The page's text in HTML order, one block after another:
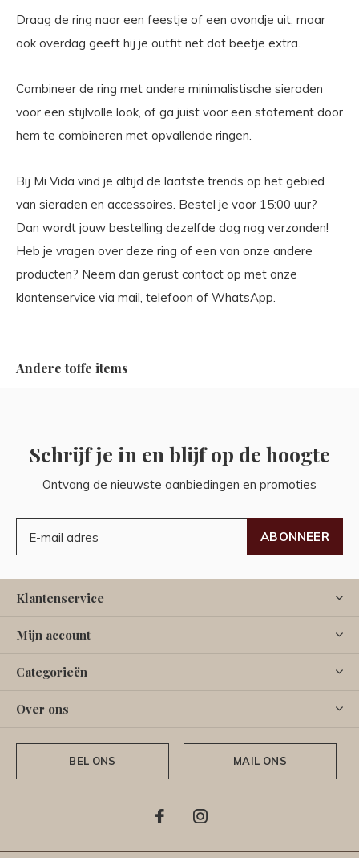
Draag de ring naar een feestje of een avondje uit, maar
ook overdag geeft hij je outfit net dat beetje extra.
Combineer de ring met andere minimalistische sieraden
voor een stijlvolle look, of ga juist voor een statement door
hem te combineren met opvallende ringen.
Bij Mi Vida vind je altijd de laatste trends op het gebied
van sieraden en accessoires. Bestel je voor 15:00 uur?
Dan wordt jouw bestelling dezelfde dag nog verzonden!
Heb je vragen over deze ring of een van onze andere
producten? Neem dan gerust contact op met onze
klantenservice via mail, telefoon of WhatsApp.
Andere toffe items
Schrijf je in en blijf op de hoogte
Ontvang de nieuwste aanbiedingen en promoties
ABONNEER
Klantenservice
Mijn account
Categorieën
Over ons
BEL ONS MAIL ONS